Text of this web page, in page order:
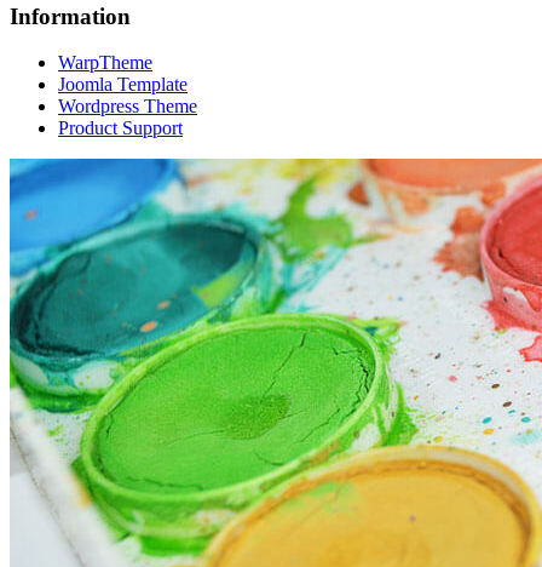
Information
WarpTheme
Joomla Template
Wordpress Theme
Product Support